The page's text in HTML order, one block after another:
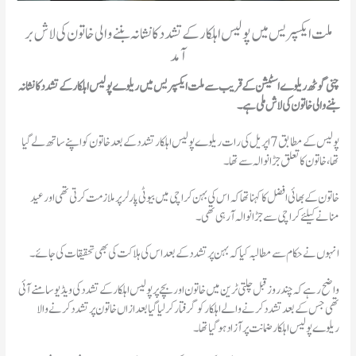
ملت ایکسپریس میں پولیس اہلکار کے تشدد کا نشانہ بننے والی خاتون کی لاش بر
آمد
چنی گوٹھ ریلوے اسٹیشن کے قریب سے ملت ایکسپریس میں ریلوے پولیس اہلکار کے تشدد کا نشانہ
بننے والی خاتون کی لاش ملی ہے۔
پولیس کے مطابق 7 اپریل کی رات ریلوے پولیس اہلکار تشدد کے بعد خاتون کو اپنے ساتھ لے گیا
تھا، خاتون کا تعلق جڑانوالہ سے تھا۔
خاتون کے بھائی افضل کا کہنا تھا کہ اس کی بہن کراچی میں بیوٹی پارلر پر ملازمت کرتی تھی اور عید
منانے کیلئے کراچی سے جڑانوالہ آ رہی تھی۔
انہوں نے حکام سے مطالبہ کیا کہ بہن پر تشدد کے بعد اس کی ہلاکت کی بھی تحقیقات کی جائے۔
واضح رہے کہ چند روز قبل چلتی ٹرین میں خاتون اور بچے پر پولیس اہلکار کے تشدد کی ویڈیو سامنے آئی
تھی جس کے بعد تشدد کرنے والے اہلکار کو گرفتار کر لیا گیا بعد ازاں خاتون پر تشدد کرنے والا
ریلوے پولیس اہلکار ضمانت پر آزاد ہو گیا تھا۔